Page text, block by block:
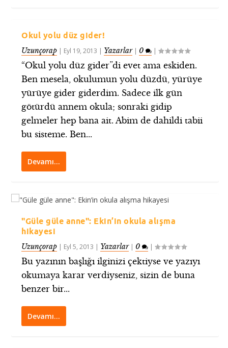
Okul yolu düz gider!
Uzunçorap | Eyl 19, 2013 | Yazarlar| 0 |
“Okul yolu düz gider”di evet ama eskiden.
Ben mesela, okulumun yolu düzdü, yürüye
yürüye gider giderdim. Sadece ilk gün
götürdü annem okula; sonraki gidip
gelmeler hep bana ait. Abim de dahildi tabii
bu sisteme. Ben...
Devamı…
"Güle güle anne": Ekin’in okula alışma
hikayesi
Uzunçorap | Eyl 5, 2013 | Yazarlar| 0 |
Bu yazının başlığı ilginizi çektiyse ve yazıyı
okumaya karar verdiyseniz, sizin de buna
benzer bir...
Devamı…